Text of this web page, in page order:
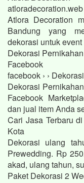
atloradecoration.web
Atlora Decoration
Bandung yang
dekorasi untuk
Dekorasi
Facebook
facebook › ›
Dekorasi
Facebook
dan jual item Anda
Cari Jasa Terbaru
Kota
Dekorasi ulang
Prewedding. Rp
akad, ulang tahun,
Paket Dekorasi 2